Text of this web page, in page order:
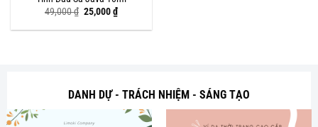
49,000₫ Giá
gốc
là:
25,000₫Giá
hiện
tại
DANH DỰ - TRÁCH NHIỆM - SÁNG TẠO